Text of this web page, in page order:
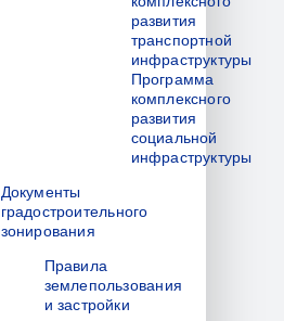
развития
транспортной
инфраструктуры
Программа
комплексного
развития
социальной
инфраструктуры
Документы
градостроительного
зонирования
Правила
землепользования
и застройки